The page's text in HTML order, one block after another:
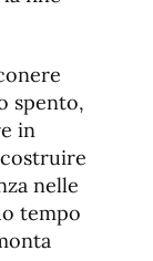
spento,
in
nelle
tempo